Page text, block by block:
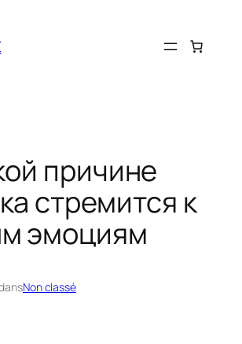
причине
стремится к
эмоциям
Non classé